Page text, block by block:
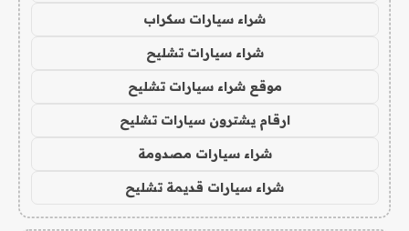
شراء سيارات سكراب
شراء سيارات تشليح
موقع شراء سيارات تشليح
ارقام يشترون سيارات تشليح
شراء سيارات مصدومة
شراء سيارات قديمة تشليح